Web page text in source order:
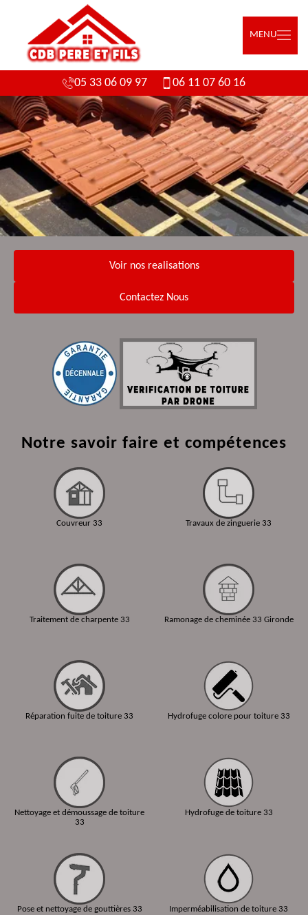
MENU
05 33 06 09 97 06 11 07 60 16
Voir nos realisations
Contactez Nous
Notre savoir faire et compétences
Couvreur 33
Traitement de charpente 33
Réparation fuite de toiture 33
Nettoyage et démoussage de toiture
33
Pose et nettoyage de gouttières 33
Travaux de zinguerie 33
Ramonage de cheminée 33 Gironde
Hydrofuge colore pour toiture 33
Hydrofuge de toiture 33
Imperméabilisation de toiture 33